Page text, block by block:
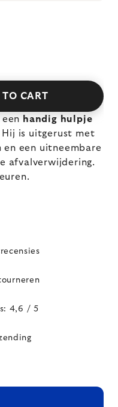
CART
handig hulpje
Hij is uitgerust met
een uitneembare
afvalverwijdering.
4,6 / 5